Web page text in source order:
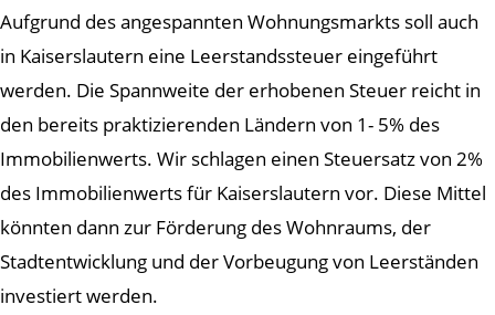
Aufgrund des angespannten Wohnungsmarkts soll auch
in Kaiserslautern eine Leerstandssteuer eingeführt
werden. Die Spannweite der erhobenen Steuer reicht in
den bereits praktizierenden Ländern von 1- 5% des
Immobilienwerts. Wir schlagen einen Steuersatz von 2%
des Immobilienwerts für Kaiserslautern vor. Diese Mittel
könnten dann zur Förderung des Wohnraums, der
Stadtentwicklung und der Vorbeugung von Leerständen
investiert werden.